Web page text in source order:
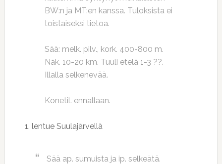
BW:n ja MT:en kanssa. Tuloksista ei
toistaiseksi tietoa.
Sää: melk. pilv., kork. 400-800 m.
Näk. 10-20 km. Tuuli etelä 1-3 ??.
Illalla selkenevää.
Konetil. ennallaan.
1. lentue Suulajärvellä
Sää ap. sumuista ja ip. selkeätä.